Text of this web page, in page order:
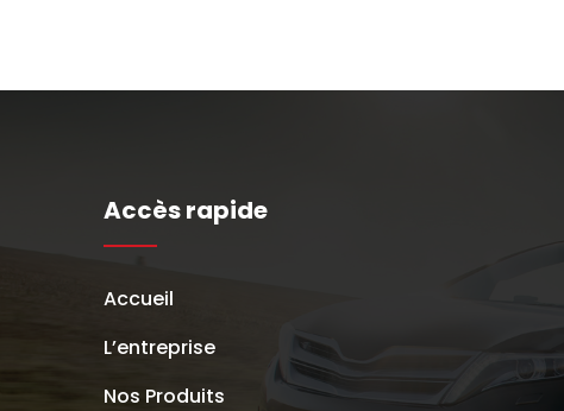
Accès rapide
Accueil
L’entreprise
Nos Produits